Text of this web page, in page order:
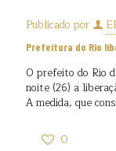
Publicado por
Prefeitura do Rio
O prefeito do Rio
noite (26) a
A medida, que
0